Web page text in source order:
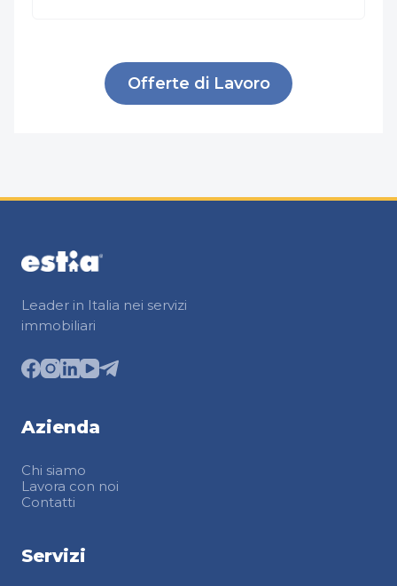
Offerte di Lavoro
Leader in Italia nei servizi
immobiliari
Azienda
Chi siamo
Lavora con noi
Contatti
Servizi